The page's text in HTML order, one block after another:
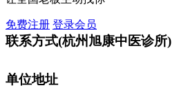
免费注册 登录会员
联系方式(杭州旭康中医诊所)
单位地址